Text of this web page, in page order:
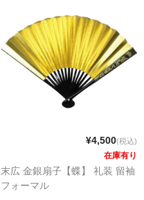
¥4,500(税込)
在庫有り
末広 金銀扇子【蝶】 礼装 留袖
フォーマル